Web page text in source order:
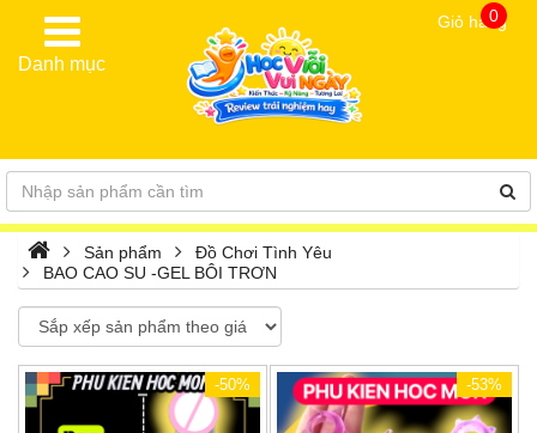
Danh mục
Giỏ hàng
0
Sản phẩm
Đồ Chơi Tình Yêu
BAO CAO SU -GEL BÔI TRƠN
-50% -53%